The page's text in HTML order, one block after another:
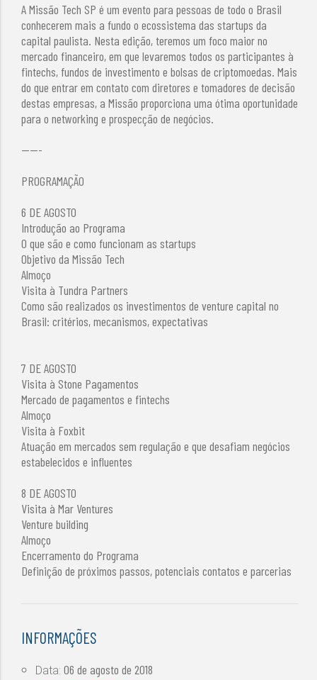
A Missão Tech SP é um evento para pessoas de todo o Brasil
conhecerem mais a fundo o ecossistema das startups da
capital paulista. Nesta edição, teremos um foco maior no
mercado financeiro, em que levaremos todos os participantes à
fintechs, fundos de investimento e bolsas de criptomoedas. Mais
do que entrar em contato com diretores e tomadores de decisão
destas empresas, a Missão proporciona uma ótima oportunidade
para o networking e prospecção de negócios.
-----
PROGRAMAÇÃO
6 DE AGOSTO
Introdução ao Programa
O que são e como funcionam as startups
Objetivo da Missão Tech
Almoço
Visita à Tundra Partners
Como são realizados os investimentos de venture capital no
Brasil: critérios, mecanismos, expectativas
7 DE AGOSTO
Visita à Stone Pagamentos
Mercado de pagamentos e fintechs
Almoço
Visita à Foxbit
Atuação em mercados sem regulação e que desafiam negócios
estabelecidos e influentes
8 DE AGOSTO
Visita à Mar Ventures
Venture building
Almoço
​Encerramento do Programa
Definição de próximos passos, potenciais contatos e parcerias
INFORMAÇÕES
Data:06 de agosto de 2018